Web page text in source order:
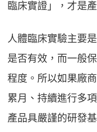
臨床實證」，才是
人體臨床實驗主要
是否有效，而一般
程度。所以如果廠
累月、持續進行多
產品具嚴謹的研發